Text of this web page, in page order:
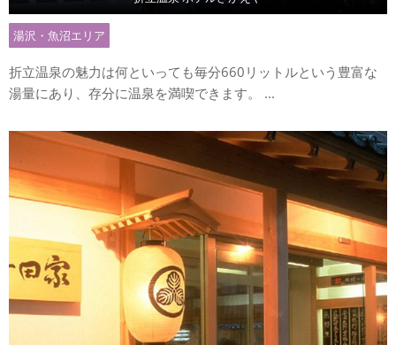
湯沢・魚沼エリア
折立温泉の魅力は何といっても毎分660リットルという豊富な
湯量にあり、存分に温泉を満喫できます。 ...